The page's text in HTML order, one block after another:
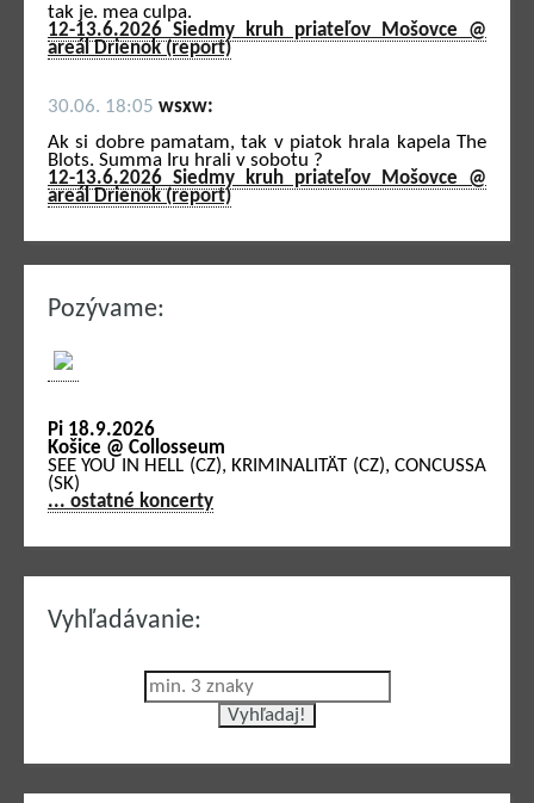
tak je. mea culpa.
12-13.6.2026 Siedmy kruh priateľov Mošovce @
areál Drienok (report)
30.06. 18:05 wsxw:
Ak si dobre pamatam, tak v piatok hrala kapela The
Blots. Summa Iru hrali v sobotu ?
12-13.6.2026 Siedmy kruh priateľov Mošovce @
areál Drienok (report)
Pozývame:
Pi 18.9.2026
Košice @ Collosseum
SEE YOU IN HELL (CZ), KRIMINALITÄT (CZ), CONCUSSA
(SK)
... ostatné koncerty
Vyhľadávanie: